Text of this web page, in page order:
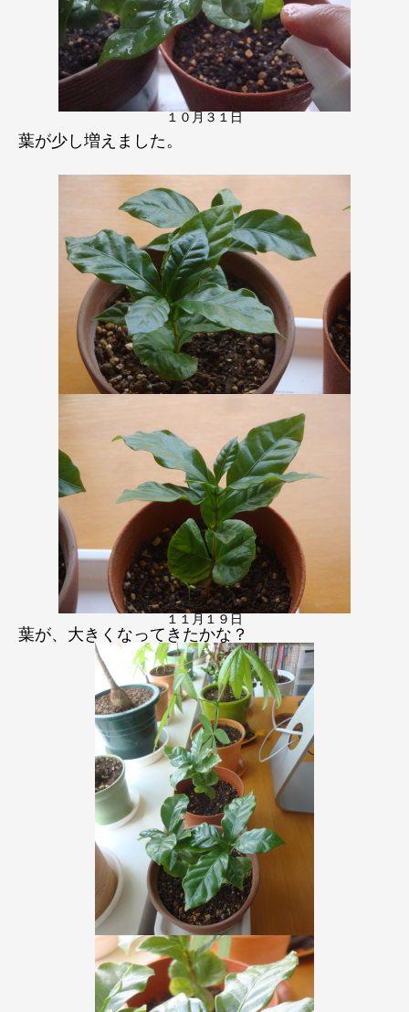
１０月３１日
葉が少し増えました。
１１月１９日
葉が、大きくなってきたかな？